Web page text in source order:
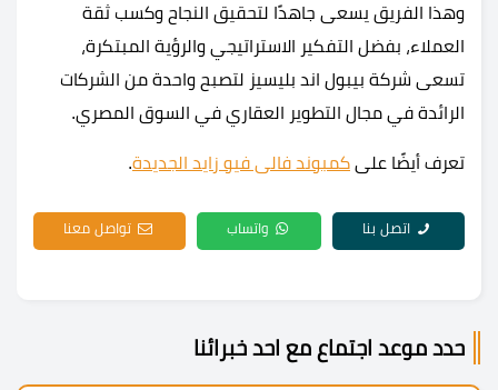
وهذا الفريق يسعى جاهدًا لتحقيق النجاح وكسب ثقة
العملاء، بفضل التفكير الاستراتيجي والرؤية المبتكرة،
تسعى شركة بيبول اند بليسيز لتصبح واحدة من الشركات
الرائدة في مجال التطوير العقاري في السوق المصري.
تعرف أيضًا على كمبوند فالى فيو زايد الجديدة.
اتصل بنا واتساب تواصل معنا
حدد موعد اجتماع مع احد خبرائنا